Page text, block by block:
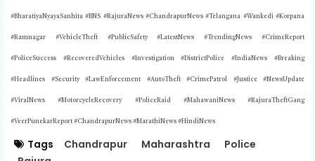
#BharatiyaNyayaSanhita #BNS #RajuraNews #ChandrapurNews #Telangana #Wankedi #Korpana
#Ramnagar #VehicleTheft #PublicSafety #LatestNews #TrendingNews #CrimeReport
#PoliceSuccess #RecoveredVehicles #Investigation #DistrictPolice #IndiaNews #Breaking
#Headlines #Security #LawEnforcement #AutoTheft #CrimePatrol #Justice #NewsUpdate
#ViralNews #MotorcycleRecovery #PoliceRaid #MahawaniNews #RajuraTheftGang
#VeerPunekarReport #ChandrapurNews #MarathiNews #HindiNews
Tags Chandrapur Maharashtra
Police